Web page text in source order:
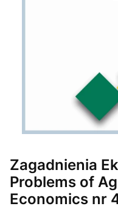
Zagadnienia
Problems of
Economics nr